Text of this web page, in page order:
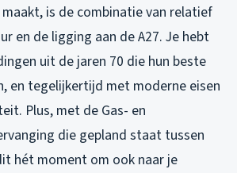
is de combinatie van relatief
en de ligging aan de A27. Je hebt
uit de jaren 70 die hun beste
en tegelijkertijd met moderne eisen
Plus, met de Gas- en
die gepland staat tussen
hét moment om ook naar je